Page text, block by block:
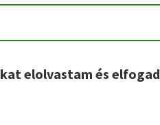
elolvastam és